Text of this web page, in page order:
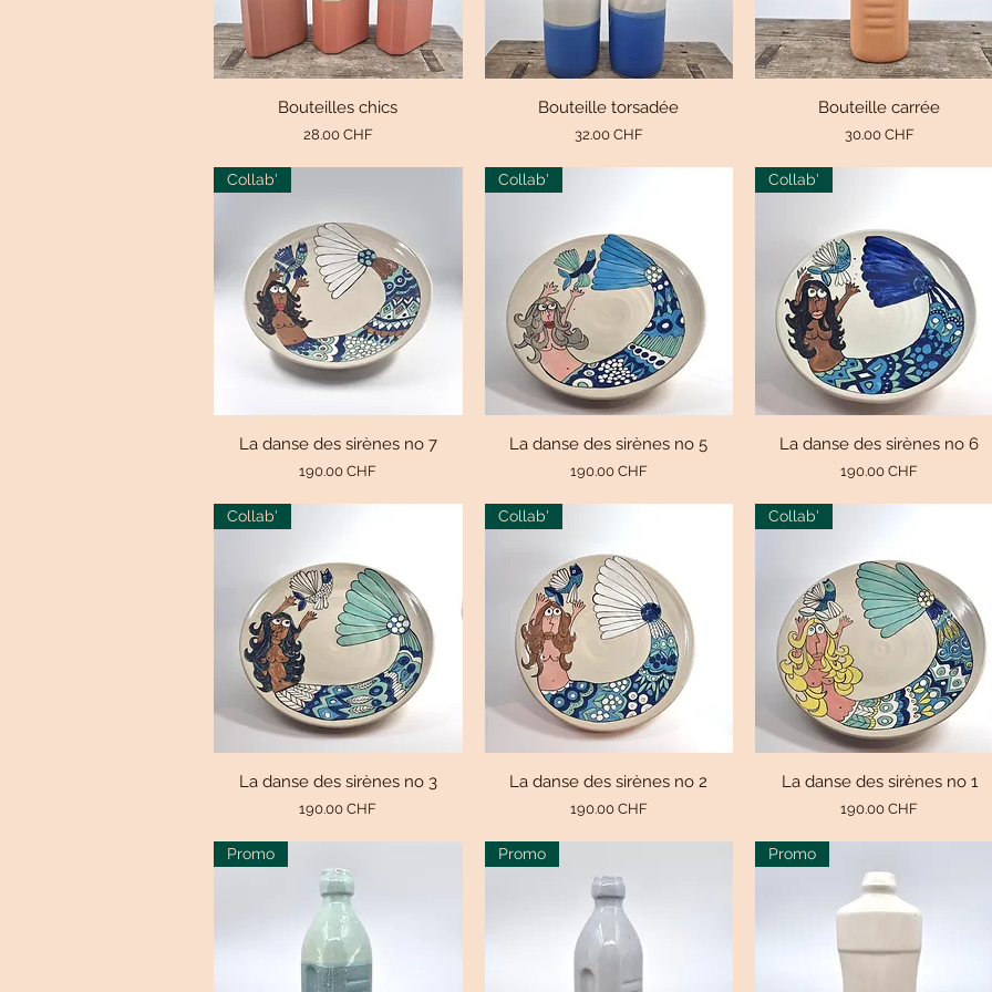
Aperçu rapide
Bouteilles chics
Prix
28.00 CHF
Aperçu rapide
Bouteille torsadée
Prix
32.00 CHF
Aperçu rapide
Bouteille carrée
Prix
30.00 CHF
Aperçu rapide
Collab'
La danse des sirènes no 7
Prix
190.00 CHF
Aperçu rapide
Collab'
La danse des sirènes no 5
Prix
190.00 CHF
Aperçu rapide
Collab'
La danse des sirènes no 6
Prix
190.00 CHF
Aperçu rapide
Collab'
La danse des sirènes no 3
Prix
190.00 CHF
Aperçu rapide
Collab'
La danse des sirènes no 2
Prix
190.00 CHF
Aperçu rapide
Collab'
La danse des sirènes no 1
Prix
190.00 CHF
Promo Promo Promo